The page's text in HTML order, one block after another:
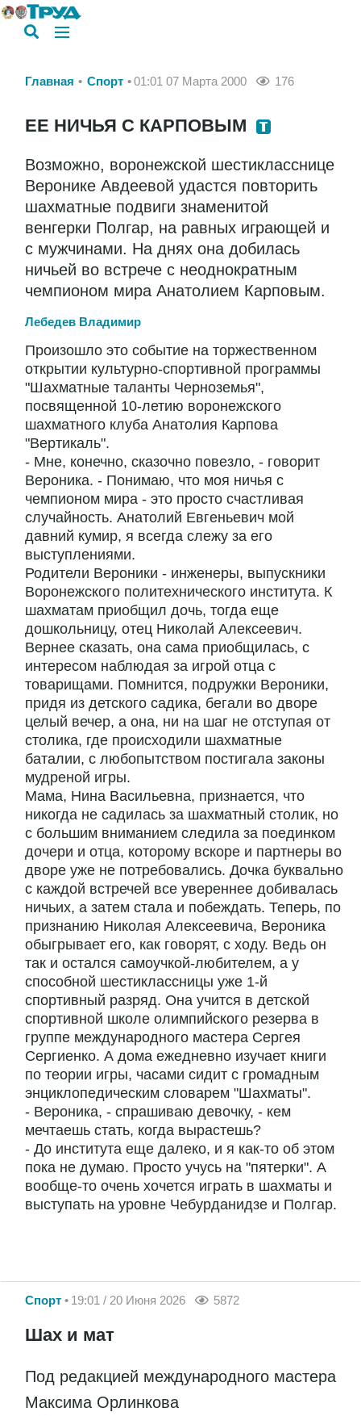
Главная Спорт 01:01 07 Марта 2000 176
ЕЕ НИЧЬЯ С КАРПОВЫМ
Возможно, воронежской шестикласснице
Веронике Авдеевой удастся повторить
шахматные подвиги знаменитой
венгерки Полгар, на равных играющей и
с мужчинами. На днях она добилась
ничьей во встрече с неоднократным
чемпионом мира Анатолием Карповым.
Лебедев Владимир
Произошло это событие на торжественном
открытии культурно-спортивной программы
"Шахматные таланты Черноземья",
посвященной 10-летию воронежского
шахматного клуба Анатолия Карпова
"Вертикаль".
- Мне, конечно, сказочно повезло, - говорит
Вероника. - Понимаю, что моя ничья с
чемпионом мира - это просто счастливая
случайность. Анатолий Евгеньевич мой
давний кумир, я всегда слежу за его
выступлениями.
Родители Вероники - инженеры, выпускники
Воронежского политехнического института. К
шахматам приобщил дочь, тогда еще
дошкольницу, отец Николай Алексеевич.
Вернее сказать, она сама приобщилась, с
интересом наблюдая за игрой отца с
товарищами. Помнится, подружки Вероники,
придя из детского садика, бегали во дворе
целый вечер, а она, ни на шаг не отступая от
столика, где происходили шахматные
баталии, с любопытством постигала законы
мудреной игры.
Мама, Нина Васильевна, признается, что
никогда не садилась за шахматный столик, но
с большим вниманием следила за поединком
дочери и отца, которому вскоре и партнеры во
дворе уже не потребовались. Дочка буквально
с каждой встречей все увереннее добивалась
ничьих, а затем стала и побеждать. Теперь, по
признанию Николая Алексеевича, Вероника
обыгрывает его, как говорят, с ходу. Ведь он
так и остался самоучкой-любителем, а у
способной шестиклассницы уже 1-й
спортивный разряд. Она учится в детской
спортивной школе олимпийского резерва в
группе международного мастера Сергея
Сергиенко. А дома ежедневно изучает книги
по теории игры, часами сидит с громадным
энциклопедическим словарем "Шахматы".
- Вероника, - спрашиваю девочку, - кем
мечтаешь стать, когда вырастешь?
- До института еще далеко, и я как-то об этом
пока не думаю. Просто учусь на "пятерки". А
вообще-то очень хочется играть в шахматы и
выступать на уровне Чебурданидзе и Полгар.
Спорт 19:01 / 20 Июня 2026 5872
Шах и мат
Под редакцией международного мастера
Максима Орлинкова